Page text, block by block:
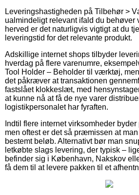
Leveringshastigheden på Tilbehør >
ualmindeligt relevant ifald du behøver
herved er det naturligvis vigtigt at du
leveringstid for det relevante produkt.
Adskillige internet shops tilbyder
hverdag på flere varenumre,
Tool Holder – Beholder til værktøj,
det påkræver at transaktionen
fastslået klokkeslæt, med
at kunne nå at få de nye varer
logistikpersonalet har fyraften.
Indtil flere internet virksomheder
men oftest er det så præmissen at
bestemt beløb. Alternativt bør man
letkøbte slags levering, der typisk –
befinder sig i København, Nakskov
få dem til at levere pakken til et